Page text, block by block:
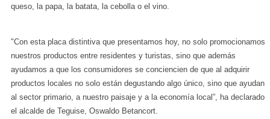
queso, la papa, la batata, la cebolla o el vino.
"Con esta placa distintiva que presentamos hoy, no solo promocionamos
nuestros productos entre residentes y turistas, sino que además
ayudamos a que los consumidores se conciencien de que al adquirir
productos locales no solo están degustando algo único, sino que ayudan
al sector primario, a nuestro paisaje y a la economía local”, ha declarado
el alcalde de Teguise, Oswaldo Betancort.